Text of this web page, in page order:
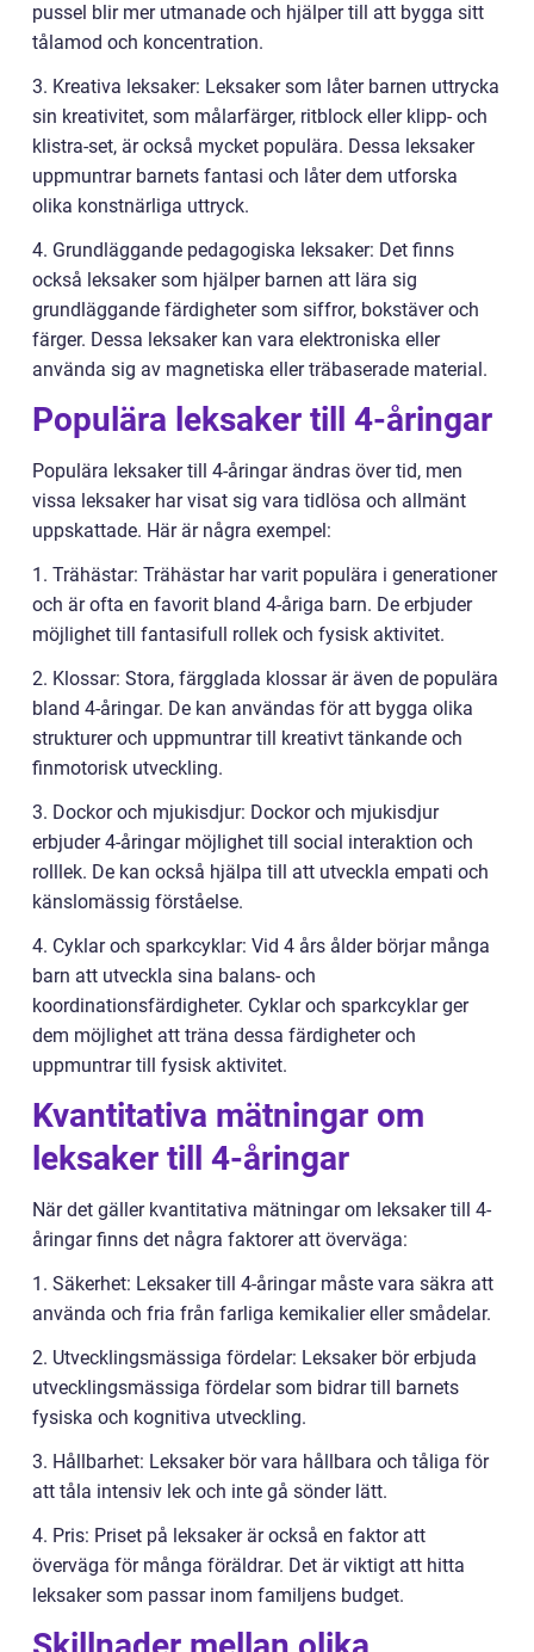
pussel blir mer utmanade och hjälper till att bygga sitt
tålamod och koncentration.
3. Kreativa leksaker: Leksaker som låter barnen uttrycka
sin kreativitet, som målarfärger, ritblock eller klipp- och
klistra-set, är också mycket populära. Dessa leksaker
uppmuntrar barnets fantasi och låter dem utforska
olika konstnärliga uttryck.
4. Grundläggande pedagogiska leksaker: Det finns
också leksaker som hjälper barnen att lära sig
grundläggande färdigheter som siffror, bokstäver och
färger. Dessa leksaker kan vara elektroniska eller
använda sig av magnetiska eller träbaserade material.
Populära leksaker till 4-åringar
Populära leksaker till 4-åringar ändras över tid, men
vissa leksaker har visat sig vara tidlösa och allmänt
uppskattade. Här är några exempel:
1. Trähästar: Trähästar har varit populära i generationer
och är ofta en favorit bland 4-åriga barn. De erbjuder
möjlighet till fantasifull rollek och fysisk aktivitet.
2. Klossar: Stora, färgglada klossar är även de populära
bland 4-åringar. De kan användas för att bygga olika
strukturer och uppmuntrar till kreativt tänkande och
finmotorisk utveckling.
3. Dockor och mjukisdjur: Dockor och mjukisdjur
erbjuder 4-åringar möjlighet till social interaktion och
rolllek. De kan också hjälpa till att utveckla empati och
känslomässig förståelse.
4. Cyklar och sparkcyklar: Vid 4 års ålder börjar många
barn att utveckla sina balans- och
koordinationsfärdigheter. Cyklar och sparkcyklar ger
dem möjlighet att träna dessa färdigheter och
uppmuntrar till fysisk aktivitet.
Kvantitativa mätningar om
leksaker till 4-åringar
När det gäller kvantitativa mätningar om leksaker till 4-
åringar finns det några faktorer att överväga:
1. Säkerhet: Leksaker till 4-åringar måste vara säkra att
använda och fria från farliga kemikalier eller smådelar.
2. Utvecklingsmässiga fördelar: Leksaker bör erbjuda
utvecklingsmässiga fördelar som bidrar till barnets
fysiska och kognitiva utveckling.
3. Hållbarhet: Leksaker bör vara hållbara och tåliga för
att tåla intensiv lek och inte gå sönder lätt.
4. Pris: Priset på leksaker är också en faktor att
överväga för många föräldrar. Det är viktigt att hitta
leksaker som passar inom familjens budget.